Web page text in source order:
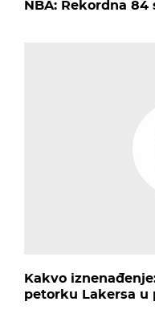
NBA: Rekordna
Kakvo
petorku Lakersa u